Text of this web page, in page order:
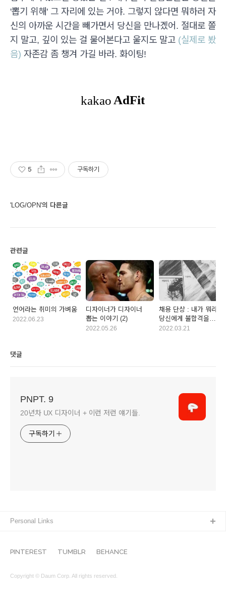
'뽑기 위해' 그 자리에 있는 거야. 그렇지 않다면 뭐하러 자
신의 아까운 시간을 빼가면서 당신을 만나겠어. 절대로 쫄
지 말고, 깊이 있는 걸 물어본다고 울지도 말고 (실제로 봤
음) 자존감 좀 챙겨 가길 바라. 화이팅!
5 구독하기
'LOG/OPN'의 다른글
관련글
언어라는 취미의 가벼움
2022.06.23
디자이너가 디자이너
뽑는 이야기 (2)
2022.05.26
채용 단상 : 내가 뭐라고
당신에게 불합격을
주는가.
2022.03.21
댓글
PNPT. 9
20년차 UX 디자이너 + 이런 저런 얘기들.
구독하기
PINTEREST TUMBLR BEHANCE
Copyright © Daum Corp. All rights reserved.
Personal Links